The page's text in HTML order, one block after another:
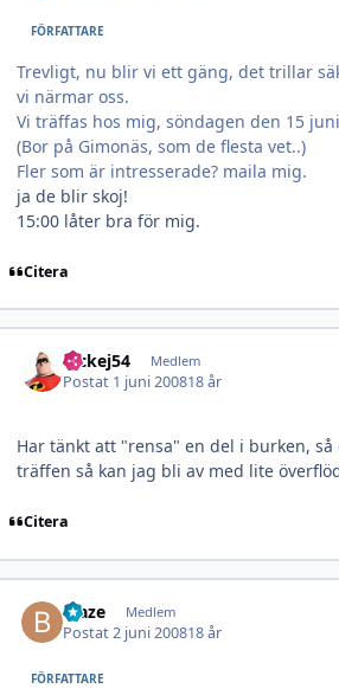
FÖRFATTARE
Trevligt, nu blir vi ett gäng, det trillar
vi närmar oss.
Vi träffas hos mig, söndagen den 15
(Bor på Gimonäs, som de flesta vet..)
Fler som är intresserade? maila mig.
ja de blir skoj!
15:00 låter bra för mig.
Citera
nickej54 Medlem
Postat 1 juni 200818 år
Har tänkt att "rensa" en del i burken, så
träffen så kan jag bli av med lite
Citera
blaze Medlem
Postat2 juni 200818 år
FÖRFATTARE